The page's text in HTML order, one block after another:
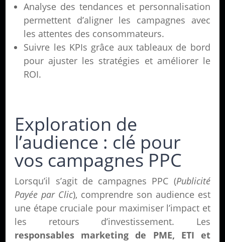
Analyse des tendances et personnalisation
permettent d’aligner les campagnes avec
les attentes des consommateurs.
Suivre les KPIs grâce aux tableaux de bord
pour ajuster les stratégies et améliorer le
ROI.
Exploration de
l’audience : clé pour
vos campagnes PPC
Lorsqu’il s’agit de campagnes PPC (Publicité
Payée par Clic), comprendre son audience est
une étape cruciale pour maximiser l’impact et
les retours d’investissement. Les
responsables marketing de PME, ETI et